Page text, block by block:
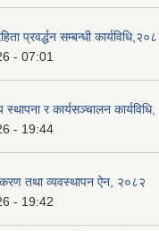
प्रवर्द्धन सम्बन्धी
- 07:01
र कार्यसञ्चालन
- 19:44
तथा व्यवस्थापन ऐन, २०८२
- 19:42